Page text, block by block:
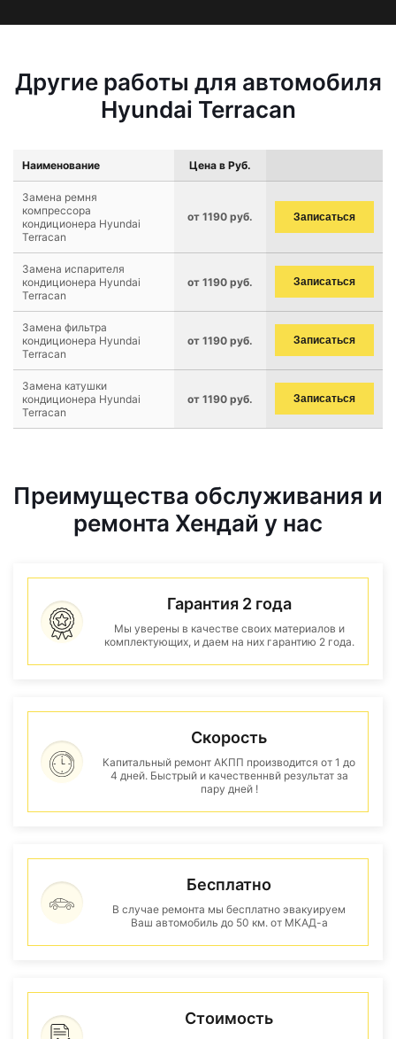
Другие работы для автомобиля
Hyundai Terracan
Наименование Цена в Руб.
Замена ремня
компрессора
кондиционера Hyundai
Terracan
от 1190 руб. Записаться
Замена испарителя
кондиционера Hyundai
Terracan
от 1190 руб. Записаться
Замена фильтра
кондиционера Hyundai
Terracan
от 1190 руб. Записаться
Замена катушки
кондиционера Hyundai
Terracan
от 1190 руб. Записаться
Преимущества обслуживания и
ремонта Хендай у нас
Гарантия 2 года
Мы уверены в качестве своих материалов и
комплектующих, и даем на них гарантию 2 года.
Скорость
Капитальный ремонт АКПП производится от 1 до
4 дней. Быстрый и качественнвй результат за
пару дней !
Бесплатно
В случае ремонта мы бесплатно эвакуируем
Ваш автомобиль до 50 км. от МКАД-а
Стоимость